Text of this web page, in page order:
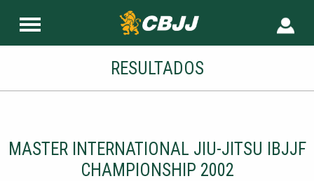
RESULTADOS
MASTER INTERNATIONAL JIU-JITSU IBJJF
CHAMPIONSHIP 2002